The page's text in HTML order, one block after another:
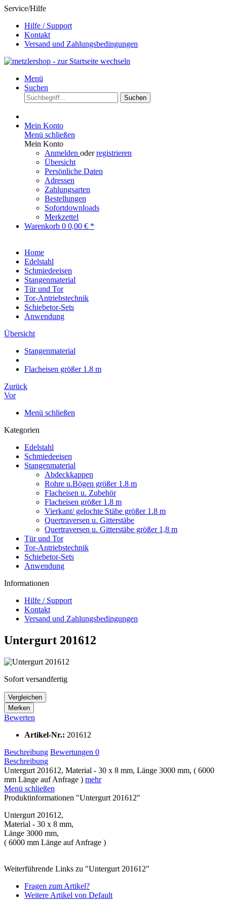
Service/Hilfe
Hilfe / Support
Kontakt
Versand und Zahlungsbedingungen
Menü
Suchen
Suchen
Mein Konto
Menü schließen
Mein Konto
Anmelden oderregistrieren
Übersicht
Persönliche Daten
Adressen
Zahlungsarten
Bestellungen
Sofortdownloads
Merkzettel
Warenkorb 0 0,00 € *
Home
Edelstahl
Schmiedeeisen
Stangenmaterial
Tür und Tor
Tor-Antriebstechnik
Schiebetor-Sets
Anwendung
Übersicht
Stangenmaterial
Flacheisen größer 1.8 m
Zurück
Vor
Menü schließen
Kategorien
Edelstahl
Schmiedeeisen
Stangenmaterial
Abdeckkappen
Rohre u.Bögen größer 1.8 m
Flacheisen u. Zubehör
Flacheisen größer 1.8 m
Vierkant/ gelochte Stäbe größer 1.8 m
Quertraversen u. Gitterstäbe
Quertraversen u. Gitterstäbe größer 1,8 m
Tür und Tor
Tor-Antriebstechnik
Schiebetor-Sets
Anwendung
Informationen
Hilfe / Support
Kontakt
Versand und Zahlungsbedingungen
Untergurt 201612
Sofort versandfertig
Vergleichen
Merken
Bewerten
Artikel-Nr.: 201612
Beschreibung Bewertungen 0
Beschreibung
Untergurt 201612, Material - 30 x 8 mm, Länge 3000 mm, ( 6000
mm Länge auf Anfrage ) mehr
Menü schließen
Produktinformationen "Untergurt 201612"
Untergurt 201612,
Material - 30 x 8 mm,
Länge 3000 mm,
( 6000 mm Länge auf Anfrage )
Weiterführende Links zu "Untergurt 201612"
Fragen zum Artikel?
Weitere Artikel von Default